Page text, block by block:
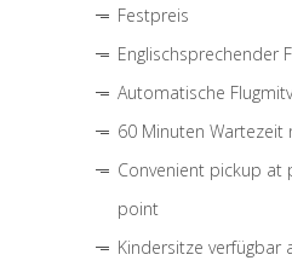
Festpreis
Englischsprechender
Automatische
60 Minuten Wartezeit
Convenient pickup at
point
Kindersitze verfügbar